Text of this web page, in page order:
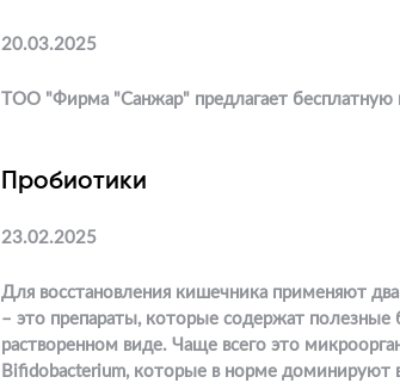
20.03.2025
ТОО "Фирма "Санжар" предлагает
Пробиотики
23.02.2025
Для восстановления кишечника применяют
– это препараты, которые содержат
растворенном виде. Чаще всего это
Bifidobacterium, которые в норме доминируют